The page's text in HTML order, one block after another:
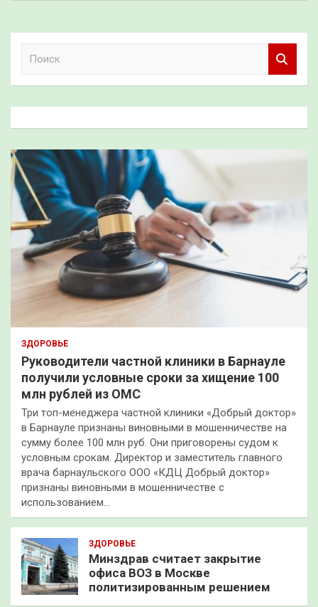
к
ЗДОРОВЬЕ
Руководители частной клиники в Барнауле
получили условные сроки за хищение 100
млн рублей из ОМС
Три топ-менеджера частной клиники «Добрый доктор»
в Барнауле признаны виновными в мошенничестве на
сумму более 100 млн руб. Они приговорены судом к
условным срокам. Директор и заместитель главного
врача барнаульского ООО «КДЦ Добрый доктор»
признаны виновными в мошенничестве с
использованием…
ЗДОРОВЬЕ
Минздрав считает закрытие
офиса ВОЗ в Москве
политизированным решением